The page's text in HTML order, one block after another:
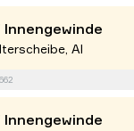
Innengewinde
Al
Innengewinde